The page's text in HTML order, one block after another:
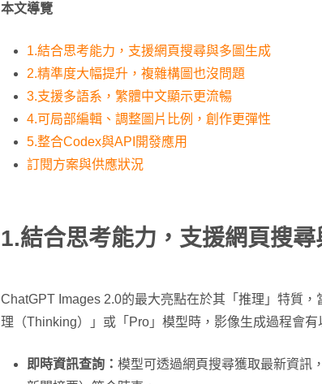
本文導覽
1.結合思考能力，支援網頁搜尋與多圖生成
2.精準度大幅提升，複雜構圖也沒問題
3.支援多語系，繁體中文顯示更流暢
4.可局部編輯、調整圖片比例，創作更彈性
5.整合Codex與API開發應用
訂閱方案與供應狀況
1.結合思考能力，支援網頁搜
ChatGPT Images 2.0的最大亮點在於其「推理」特質
理（Thinking）」或「Pro」模型時，影像生成過程會有
即時資訊查詢： 模型可透過網頁搜尋獲取最新資訊